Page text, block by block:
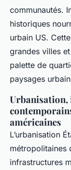
communautés.
historiques
urbain US.
grandes villes
palette de
paysages
Urbanisation,
américaines
L’urbanisation
métropolitaines
infrastructures